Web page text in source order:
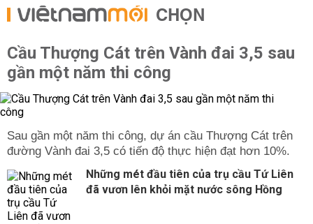
CHỌN
Cầu Thượng Cát trên Vành đai 3,5 sau
gần một năm thi công
Sau gần một năm thi công, dự án cầu Thượng Cát trên
đường Vành đai 3,5 có tiến độ thực hiện đạt hơn 10%.
Những mét đầu tiên của trụ cầu Tứ Liên
đã vươn lên khỏi mặt nước sông Hồng